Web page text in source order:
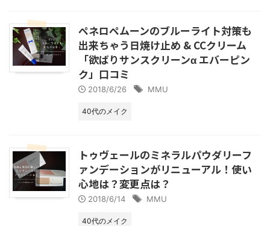
ペネロペムーンのブルーライト対策も
出来ちゃう日焼け止め & CCクリーム
「欲ばりサンスクリーンα エバーピン
ク」口コミ
2018/6/26 MMU
40代のメイク
トゥヴェールのミネラルパウダリーフ
ァンデーションがリニューアル！使い
心地は？変更点は？
2018/6/14 MMU
40代のメイク